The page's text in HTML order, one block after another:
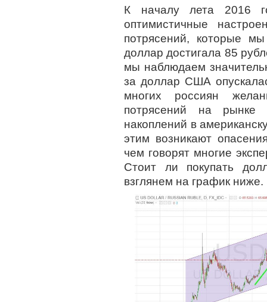
К началу лета 2016
оптимистичные
потрясений, которые
доллар достигала 85
мы наблюдаем
за доллар США
многих россиян
потрясений на
накоплений в
этим возникают
чем говорят многие
Стоит ли покупать
взглянем на график ниже.